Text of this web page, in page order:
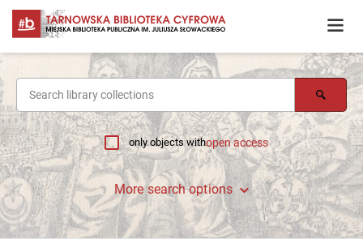
only objects withopen access
More search options